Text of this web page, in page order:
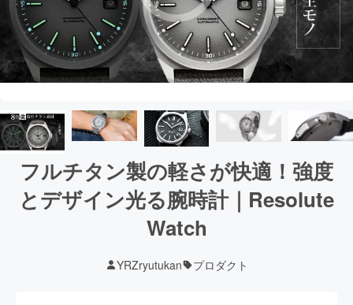
フルチタン製の軽さが快適！強度
とデザイン光る腕時計｜Resolute
Watch
YRZryutukan プロダクト